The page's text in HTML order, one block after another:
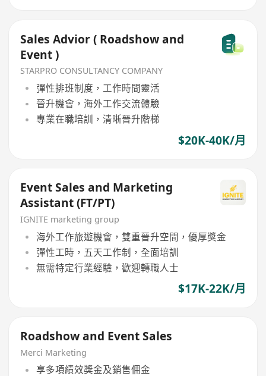
Sales Advior ( Roadshow and
Event )
STARPRO CONSULTANCY COMPANY
彈性排班制度，工作時間靈活
晉升機會，海外工作交流體驗
專業在職培訓，清晰晉升階梯
$20K-40K/月
Event Sales and Marketing
Assistant (FT/PT)
IGNITE marketing group
海外工作旅遊機會，雙重晉升空間，優厚獎金
彈性工時，五天工作制，全面培訓
無需特定行業經驗，歡迎轉職人士
$17K-22K/月
Roadshow and Event Sales
Merci Marketing
享多項績效獎金及銷售佣金